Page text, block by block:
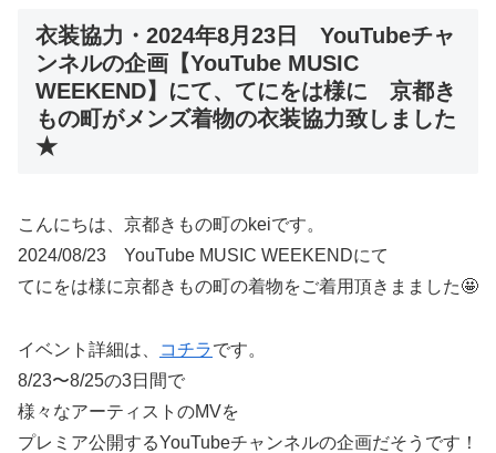
衣装協力・2024年8月23日 YouTubeチャ
ンネルの企画【YouTube MUSIC
WEEKEND】にて、てにをは様に 京都き
もの町がメンズ着物の衣装協力致しました
★
こんにちは、京都きもの町のkeiです。
2024/08/23 YouTube MUSIC WEEKENDにて
てにをは様に京都きもの町の着物をご着用頂きまました🤩
イベント詳細は、 コチラです。
8/23〜8/25の3日間で
様々なアーティストのMVを
プレミア公開するYouTubeチャンネルの企画だそうです！